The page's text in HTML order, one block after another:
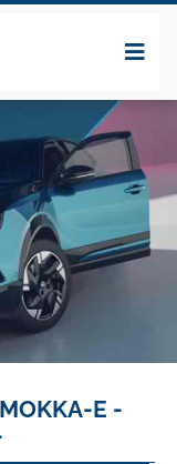
E -